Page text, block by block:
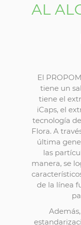
AL
El
tiene un
tiene el
iCaps, el
tecnología
Flora. A
última
las
manera, se
de la línea